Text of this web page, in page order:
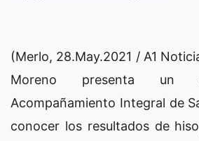
(Merlo, 28.May.2021 / A1
Moreno presenta un
Acompañamiento Integral de
conocer los resultados de